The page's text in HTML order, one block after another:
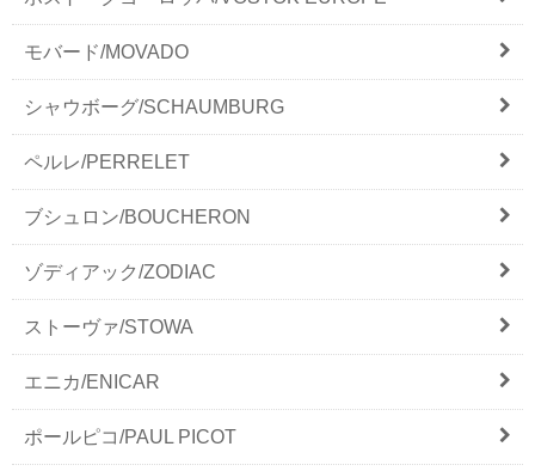
モバード/MOVADO
シャウボーグ/SCHAUMBURG
ペルレ/PERRELET
ブシュロン/BOUCHERON
ゾディアック/ZODIAC
ストーヴァ/STOWA
エニカ/ENICAR
ポールピコ/PAUL PICOT